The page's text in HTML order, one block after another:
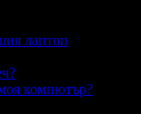
лаптоп
компютър?